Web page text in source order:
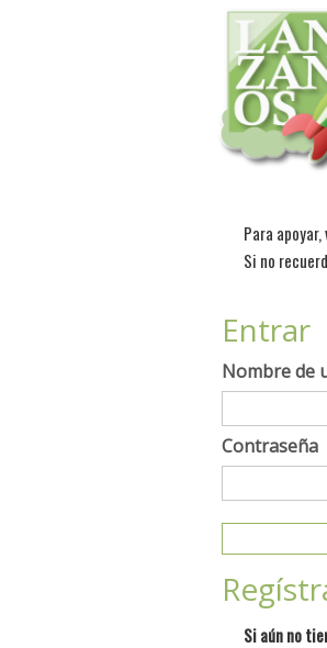
Para
Si no
Entrar
Nombre de
Contraseña
Si aún no